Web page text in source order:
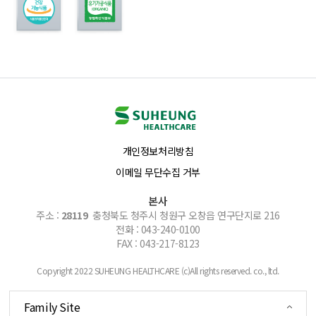
개인정보처리방침
이메일 무단수집 거부
본사
주소 : 28119충청북도 청주시 청원구 오창읍 연구단지로 216
전화 : 043-240-0100
FAX : 043-217-8123
Copyright 2022 SUHEUNG HEALTHCARE (c)All rights reserved. co., ltd.
Family Site